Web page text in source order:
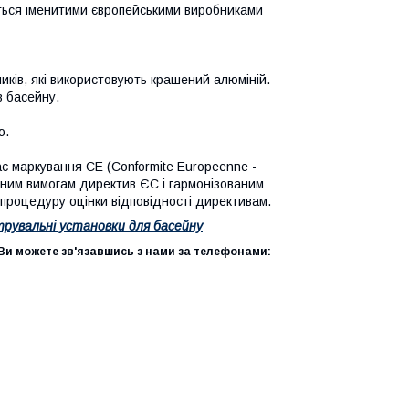
іменитими європейськими виробниками
які використовують крашений алюміній.
басейну.
маркування CE (Conformite Europeenne -
вимогам директив ЄС і гармонізованим
оцінки відповідності директивам.
установки для басейну
можете зв'язавшись з нами за телефонами: